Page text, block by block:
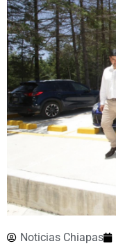
Noticias Chiapas